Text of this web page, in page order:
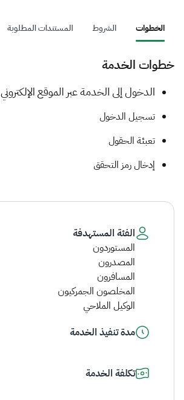
الخطوات الشروط المستندات المطلوبة
خطوات الخدمة
​​​​الدخول إلى الخدمة عبر الموقع الإلكتروني
تسجيل الدخول
تعبئة الحقول
إدخال رمز التحقق​
الفئة المستهدفة
المستوردون
المصدرون
المسافرون
المخلصون الجمركيون
الوكيل الملاحي
مدة تنفيذ الخدمة
تكلفة الخدمة